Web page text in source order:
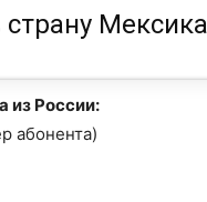
Мексика
из России:
абонента)